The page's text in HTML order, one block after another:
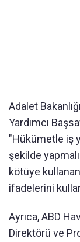
Adalet
Yardımcı
"Hükümetle iş
şekilde
kötüye
ifadelerini
Ayrıca, ABD
Direktörü ve